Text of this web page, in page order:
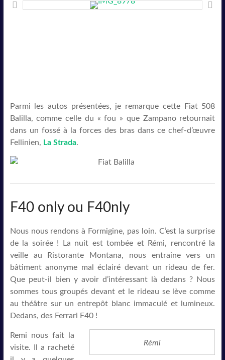
Parmi les autos présentées, je remarque cette Fiat 508
Balilla, comme celle du « fou » que Zampano retournait
dans un fossé à la forces des bras dans ce chef-d’œuvre
Fellinien, La Strada.
F40 only ou F40nly
Nous nous rendons à Formigine, pas loin. C’est la surprise
de la soirée ! La nuit est tombée et Rémi, rencontré la
veille au Ristorante Montana, nous entraine vers un
bâtiment anonyme mal éclairé devant un rideau de fer.
Que peut-il bien y avoir d’intéressant là dedans ? Nous
sommes tous groupés devant et le rideau se lève comme
au théâtre sur un entrepôt blanc immaculé et lumineux.
Dedans, des Ferrari F40 !
Rémi
Remi nous fait la
visite. Il a racheté